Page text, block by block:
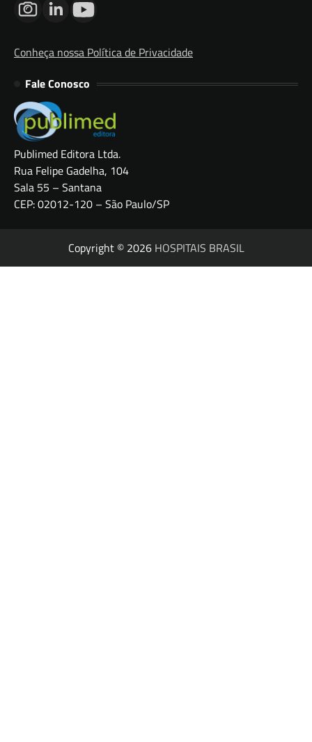
Conheça nossa Política de Privacidade
Fale Conosco
Publimed Editora Ltda.
Rua Felipe Gadelha, 104
Sala 55 – Santana
CEP: 02012-120 – São Paulo/SP
Copyright © 2026 HOSPITAIS BRASIL